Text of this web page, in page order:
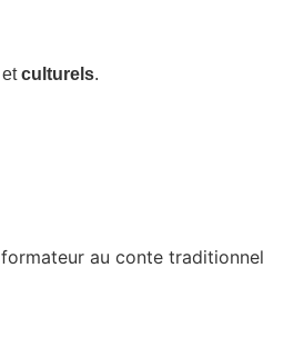
etculturels.
formateur au conte traditionnel